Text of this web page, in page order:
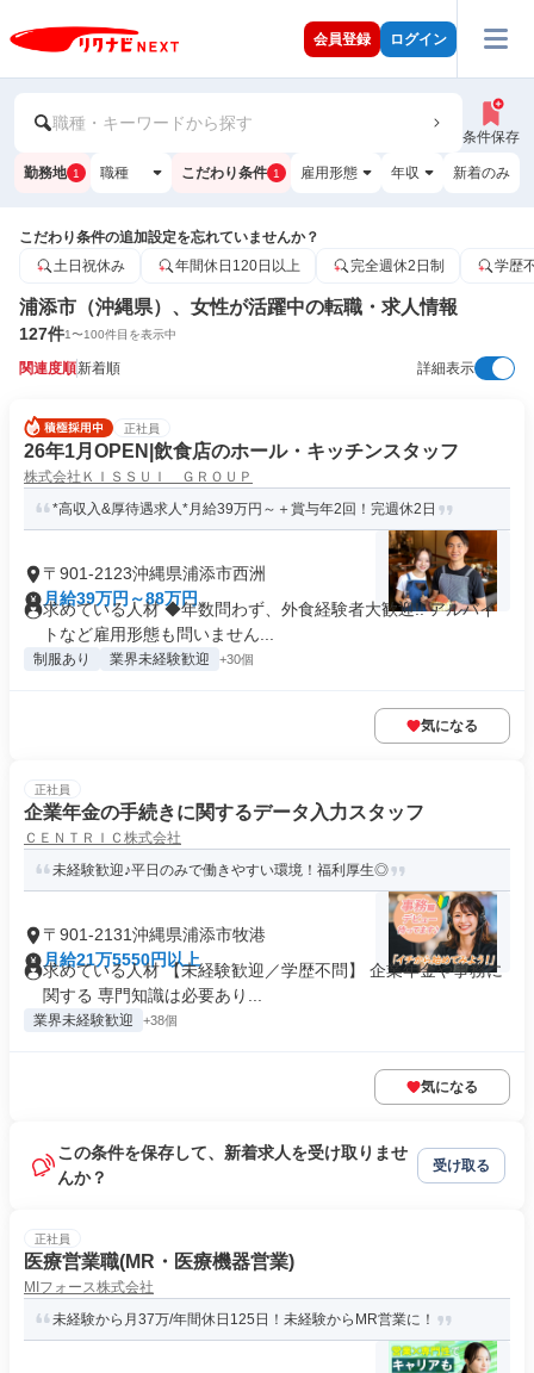
会員登録 ログイン
職種・キーワードから探す
条件保存
勤務地 1 職種 こだわり条件 1 雇用形態 年収 新着のみ
こだわり条件の追加設定を忘れていませんか？
土日祝休み
年間休日120日以上 完全週休2日制 学歴
浦添市（沖縄県）、女性が活躍中の転職・求人情報
127件1〜100件目を表示中
関連度順新着順 詳細表示
正社員
26年1月OPEN|飲食店のホール・キッチンスタッフ
株式会社ＫＩＳＳＵＩ ＧＲＯＵＰ
*高収入&厚待遇求人*月給39万円～＋賞与年2回！完週休2日
〒901-2123沖縄県浦添市西洲
月給39万円～88万円
求めている人材 ◆年数問わず、外食経験者大歓迎!! アルバイ
トなど雇用形態も問いません...
制服あり 業界未経験歓迎 +30個
気になる
正社員
企業年金の手続きに関するデータ入力スタッフ
ＣＥＮＴＲＩＣ株式会社
未経験歓迎♪平日のみで働きやすい環境！福利厚生◎
〒901-2131沖縄県浦添市牧港
月給21万5550円以上
求めている人材 【未経験歓迎／学歴不問】 企業年金や事務に
関する 専門知識は必要あり...
業界未経験歓迎 +38個
気になる
この条件を保存して、新着求人を受け取りませ
んか？
受け取る
正社員
医療営業職(MR・医療機器営業)
MIフォース株式会社
未経験から月37万/年間休日125日！未経験からMR営業に！